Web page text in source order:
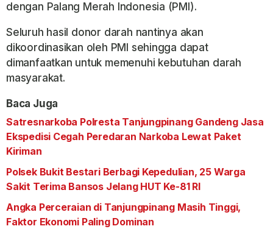
dengan Palang Merah Indonesia (PMI).
Seluruh hasil donor darah nantinya akan
dikoordinasikan oleh PMI sehingga dapat
dimanfaatkan untuk memenuhi kebutuhan darah
masyarakat.
Baca Juga
Satresnarkoba Polresta Tanjungpinang Gandeng Jasa
Ekspedisi Cegah Peredaran Narkoba Lewat Paket
Kiriman
Polsek Bukit Bestari Berbagi Kepedulian, 25 Warga
Sakit Terima Bansos Jelang HUT Ke-81 RI
Angka Perceraian di Tanjungpinang Masih Tinggi,
Faktor Ekonomi Paling Dominan